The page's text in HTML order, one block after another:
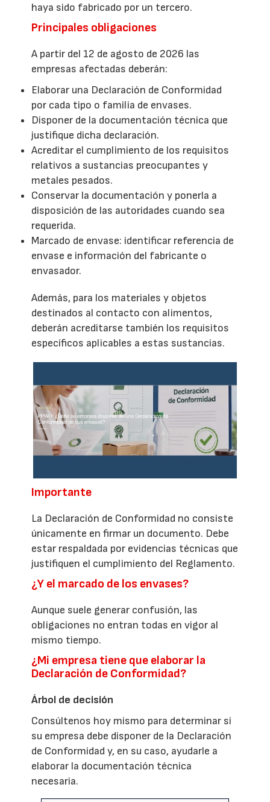
haya sido fabricado por un tercero.
Principales obligaciones
A partir del 12 de agosto de 2026 las
empresas afectadas deberán:
Elaborar una Declaración de Conformidad
por cada tipo o familia de envases.
Disponer de la documentación técnica que
justifique dicha declaración.
Acreditar el cumplimiento de los requisitos
relativos a sustancias preocupantes y
metales pesados.
Conservar la documentación y ponerla a
disposición de las autoridades cuando sea
requerida.
Marcado de envase: identificar referencia de
envase e información del fabricante o
envasador.
Además, para los materiales y objetos
destinados al contacto con alimentos,
deberán acreditarse también los requisitos
específicos aplicables a estas sustancias.
Importante
La Declaración de Conformidad no consiste
únicamente en firmar un documento. Debe
estar respaldada por evidencias técnicas que
justifiquen el cumplimiento del Reglamento.
¿Y el marcado de los envases?
Aunque suele generar confusión, las
obligaciones no entran todas en vigor al
mismo tiempo.
¿Mi empresa tiene que elaborar la
Declaración de Conformidad?
Árbol de decisión
Consúltenos hoy mismo para determinar si
su empresa debe disponer de la Declaración
de Conformidad y, en su caso, ayudarle a
elaborar la documentación técnica
necesaria.